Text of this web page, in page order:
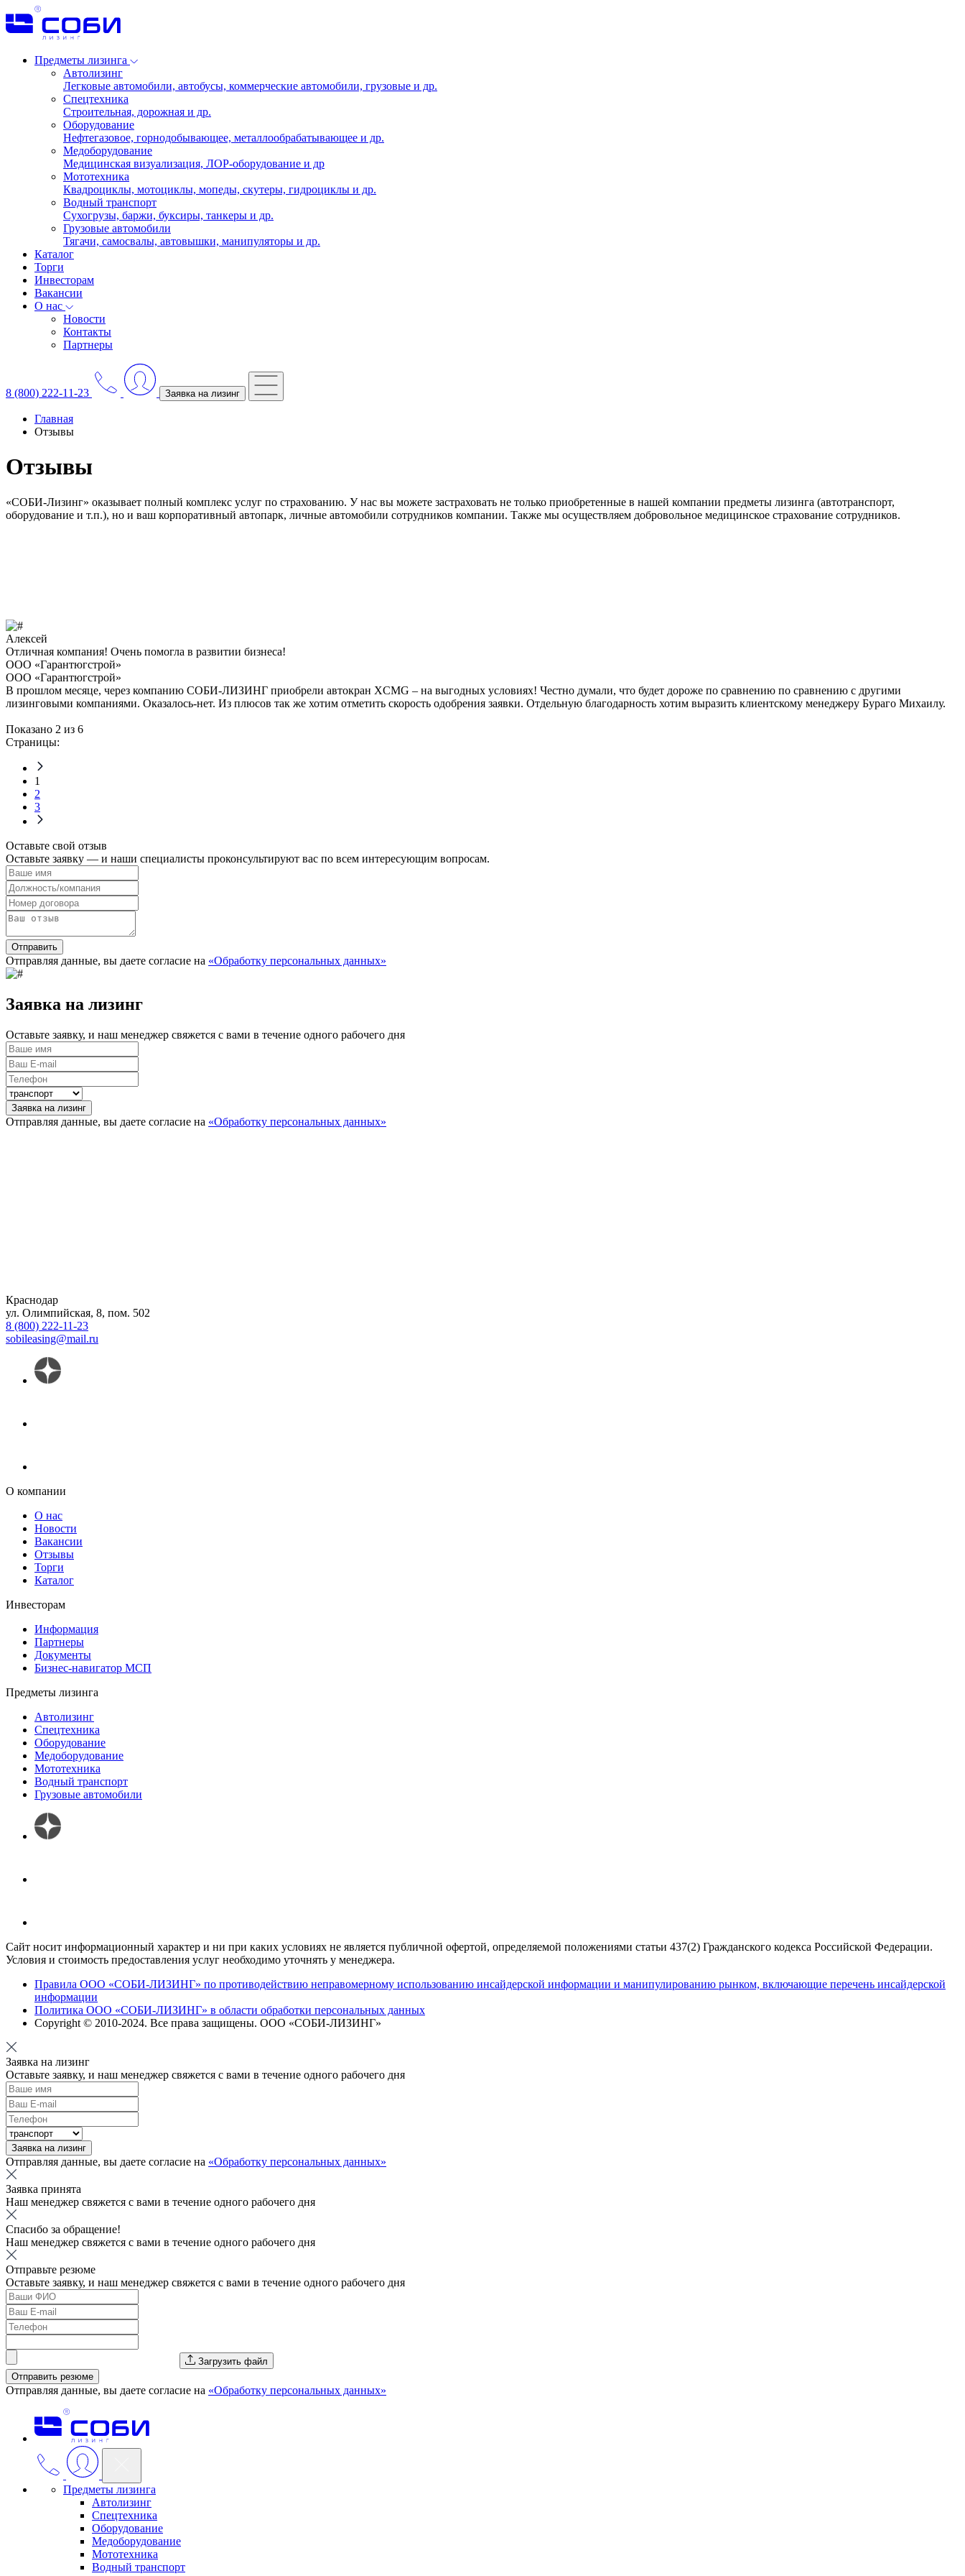
Предметы лизинга
Автолизинг
Легковые автомобили, автобусы, коммерческие автомобили, грузовые и др.
Спецтехника
Строительная, дорожная и др.
Оборудование
Нефтегазовое, горнодобывающее, металлообрабатывающее и др.
Медоборудование
Медицинская визуализация, ЛОР-оборудование и др
Мототехника
Квадроциклы, мотоциклы, мопеды, скутеры, гидроциклы и др.
Водный транспорт
Сухогрузы, баржи, буксиры, танкеры и др.
Грузовые автомобили
Тягачи, самосвалы, автовышки, манипуляторы и др.
Каталог
Торги
Инвесторам
Вакансии
О нас
Новости
Контакты
Партнеры
8 (800) 222-11-23 Заявка на лизинг
Главная
Отзывы
Отзывы
«СОБИ-Лизинг» оказывает полный комплекс услуг по страхованию. У нас вы можете застраховать не только приобретенные в нашей компании предметы лизинга (автотранспорт,
оборудование и т.п.), но и ваш корпоративный автопарк, личные автомобили сотрудников компании. Также мы осуществляем добровольное медицинское страхование сотрудников.
Алексей
Отличная компания! Очень помогла в развитии бизнеса!
ООО «Гарантюгстрой»
ООО «Гарантюгстрой»
В прошлом месяце, через компанию СОБИ-ЛИЗИНГ приобрели автокран XCMG – на выгодных условиях! Честно думали, что будет дороже по сравнению по сравнению с другими
лизинговыми компаниями. Оказалось-нет. Из плюсов так же хотим отметить скорость одобрения заявки. Отдельную благодарность хотим выразить клиентскому менеджеру Бураго Михаилу.
Показано 2 из 6
Страницы:
1
2
3
Оставьте свой отзыв
Оставьте заявку — и наши специалисты проконсультируют вас по всем интересующим вопросам.
Отправить
Отправляя данные, вы даете согласие на «Обработку персональных данных»
Заявка на лизинг
Оставьте заявку, и наш менеджер свяжется с вами в течение одного рабочего дня
Заявка на лизинг
Отправляя данные, вы даете согласие на «Обработку персональных данных»
Краснодар
ул. Олимпийская, 8, пом. 502
8 (800) 222-11-23
sobileasing@mail.ru
О компании
О нас
Новости
Вакансии
Отзывы
Торги
Каталог
Инвесторам
Информация
Партнеры
Документы
Бизнес-навигатор МСП
Предметы лизинга
Автолизинг
Спецтехника
Оборудование
Медоборудование
Мототехника
Водный транспорт
Грузовые автомобили
Сайт носит информационный характер и ни при каких условиях не является публичной офертой, определяемой положениями статьи 437(2) Гражданского кодекса Российской Федерации.
Условия и стоимость предоставления услуг необходимо уточнять у менеджера.
Правила ООО «СОБИ-ЛИЗИНГ» по противодействию неправомерному использованию инсайдерской информации и манипулированию рынком, включающие перечень инсайдерской
информации
Политика ООО «СОБИ-ЛИЗИНГ» в области обработки персональных данных
Copyright © 2010-2024. Все права защищены. ООО «СОБИ-ЛИЗИНГ»
Заявка на лизинг
Оставьте заявку, и наш менеджер свяжется с вами в течение одного рабочего дня
Заявка на лизинг
Отправляя данные, вы даете согласие на «Обработку персональных данных»
Заявка принята
Наш менеджер свяжется с вами в течение одного рабочего дня
Спасибо за обращение!
Наш менеджер свяжется с вами в течение одного рабочего дня
Отправьте резюме
Оставьте заявку, и наш менеджер свяжется с вами в течение одного рабочего дня
Загрузить файл
Отправить резюме
Отправляя данные, вы даете согласие на «Обработку персональных данных»
Предметы лизинга
Автолизинг
Спецтехника
Оборудование
Медоборудование
Мототехника
Водный транспорт